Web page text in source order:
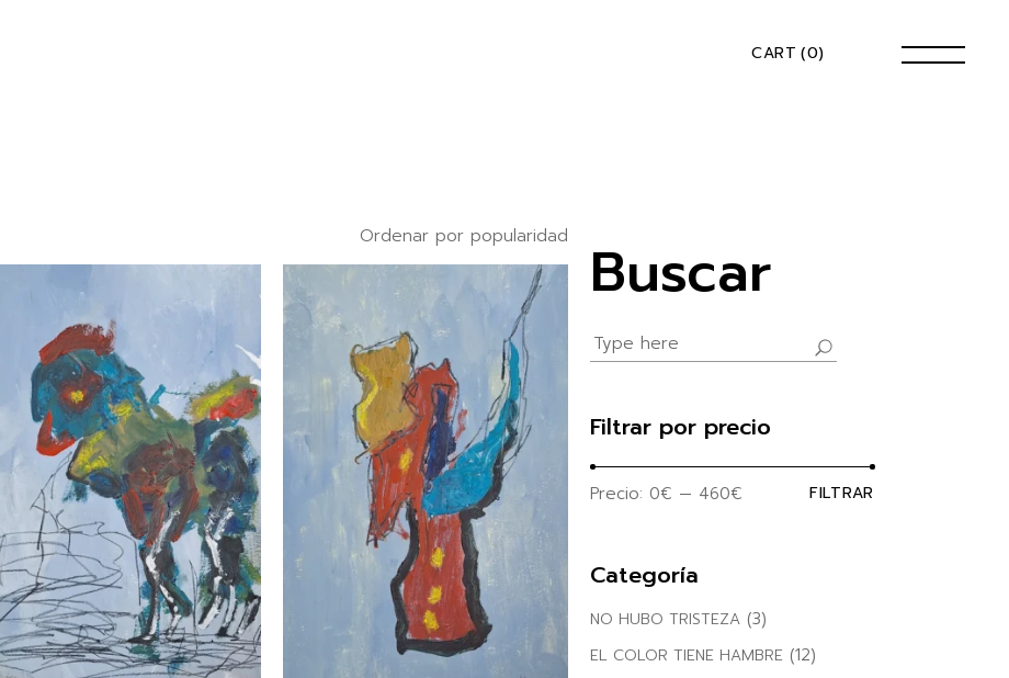
CART (0)
Ordenar por popularidad Buscar
Search
for:
Filtrar por precio
FILTRAR
Precio: 0€ — 460€
Categoría
NO HUBO TRISTEZA (3)
EL COLOR TIENE HAMBRE (12)